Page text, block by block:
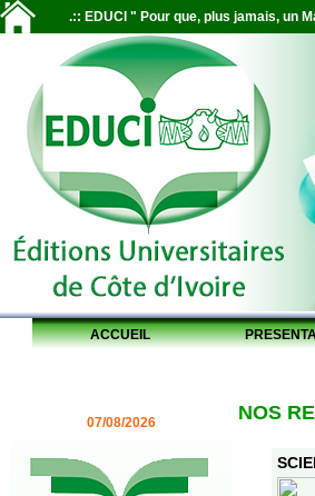
.:: EDUCI " Pour que, plus jamais, un
ACCUEIL
07/08/2026 NOS